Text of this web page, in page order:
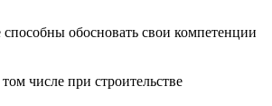
обосновать свои компетенции
числе при строительстве